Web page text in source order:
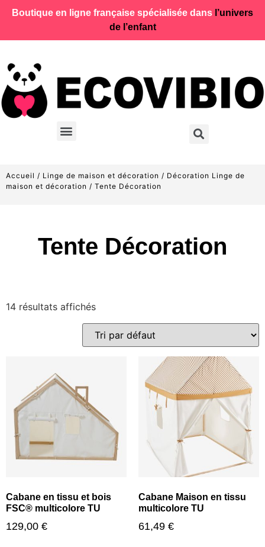
Boutique en ligne française spécialisée dans l’univers
de l’enfant
Accueil / Linge de maison et décoration / Décoration Linge de
maison et décoration / Tente Décoration
Tente Décoration
14 résultats affichés
Cabane en tissu et bois
FSC® multicolore TU
129,00 €
Cabane Maison en tissu
multicolore TU
61,49 €